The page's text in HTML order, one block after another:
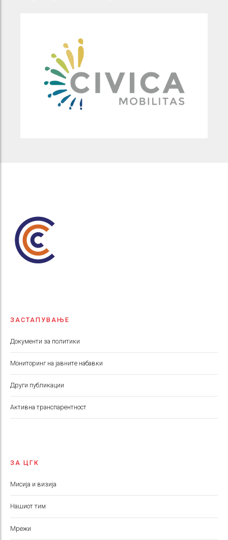
ЗАСТАПУВАЊЕ
Документи за политики
Мониторинг на јавните набавки
Други публикации
Aктивна транспарентност
ЗА ЦГК
Мисија и визија
Нашиот тим
Мрежи